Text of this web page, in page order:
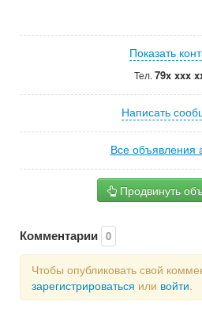
Показать
Тел. 79x xxx
Написать
Все объявления
Продвинуть
Комментарии 0
Чтобы опубликовать свой
зарегистрироваться или войти.